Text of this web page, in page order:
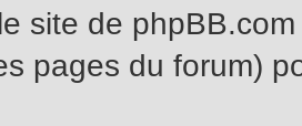
site de
pages du forum)